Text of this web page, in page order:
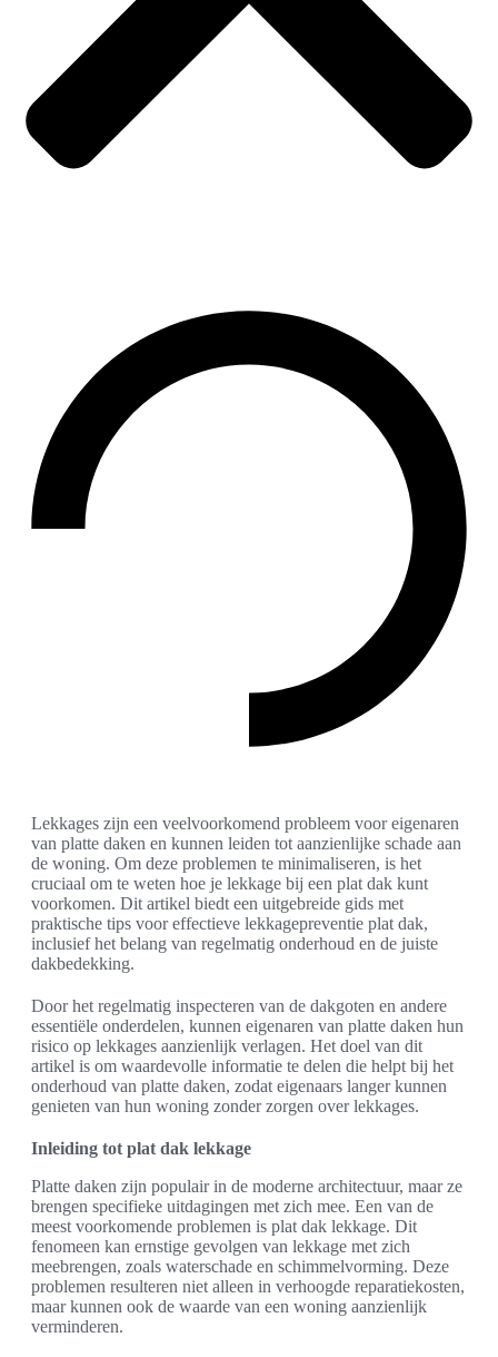
Lekkages zijn een veelvoorkomend probleem voor eigenaren
van platte daken en kunnen leiden tot aanzienlijke schade aan
de woning. Om deze problemen te minimaliseren, is het
cruciaal om te weten hoe je lekkage bij een plat dak kunt
voorkomen. Dit artikel biedt een uitgebreide gids met
praktische tips voor effectieve lekkagepreventie plat dak,
inclusief het belang van regelmatig onderhoud en de juiste
dakbedekking.
Door het regelmatig inspecteren van de dakgoten en andere
essentiële onderdelen, kunnen eigenaren van platte daken hun
risico op lekkages aanzienlijk verlagen. Het doel van dit
artikel is om waardevolle informatie te delen die helpt bij het
onderhoud van platte daken, zodat eigenaars langer kunnen
genieten van hun woning zonder zorgen over lekkages.
Inleiding tot plat dak lekkage
Platte daken zijn populair in de moderne architectuur, maar ze
brengen specifieke uitdagingen met zich mee. Een van de
meest voorkomende problemen is plat dak lekkage. Dit
fenomeen kan ernstige gevolgen van lekkage met zich
meebrengen, zoals waterschade en schimmelvorming. Deze
problemen resulteren niet alleen in verhoogde reparatiekosten,
maar kunnen ook de waarde van een woning aanzienlijk
verminderen.